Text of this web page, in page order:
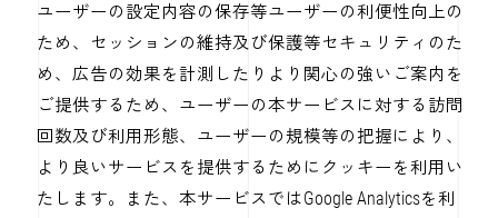
ユーザーの設定内容の保存等ユーザーの利便性向上の
ため、セッションの維持及び保護等セキュリティのた
め、広告の効果を計測したりより関心の強いご案内を
ご提供するため、ユーザーの本サービスに対する訪問
回数及び利用形態、ユーザーの規模等の把握により、
より良いサービスを提供するためにクッキーを利用い
たします。また、本サービスではGoogle Analyticsを利